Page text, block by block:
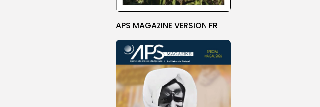
APS MAGAZINE VERSION FR